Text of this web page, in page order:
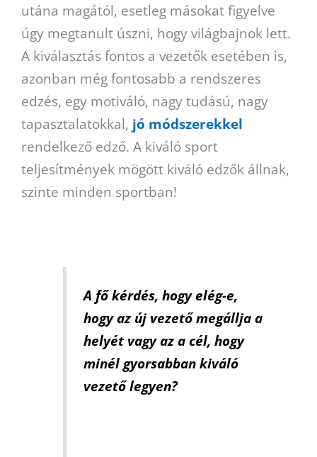
utána magától, esetleg másokat figyelve
úgy megtanult úszni, hogy világbajnok lett.
A kiválasztás fontos a vezetők esetében is,
azonban még fontosabb a rendszeres
edzés, egy motiváló, nagy tudású, nagy
tapasztalatokkal, jó módszerekkel
rendelkező edző. A kiváló sport
teljesítmények mögött kiváló edzők állnak,
szinte minden sportban!
A fő kérdés, hogy elég-e,
hogy az új vezető megállja a
helyét vagy az a cél, hogy
minél gyorsabban kiváló
vezető legyen?